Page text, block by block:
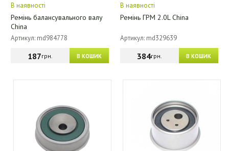
В наявності
Ремінь балансувального валу
China
Артикул: md984778
В КОШИК
187грн.
В наявності
Ремінь ГРМ 2.0L China
Артикул: md329639
В КОШИК
384грн.